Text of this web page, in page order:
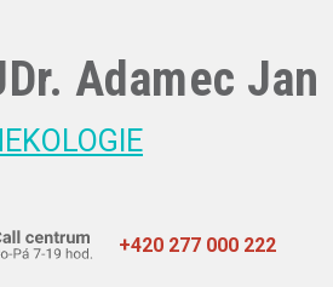
Adamec Jan
+420 277 000 222